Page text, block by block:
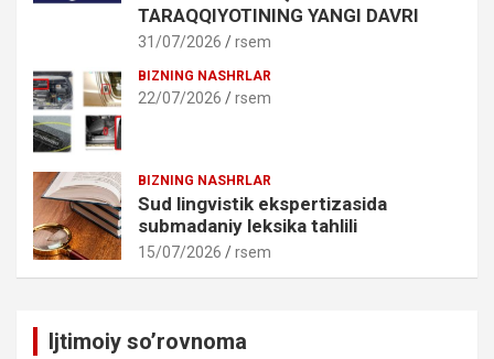
TARAQQIYOTINING YANGI DAVRI
31/07/2026 rsem
BIZNING NASHRLAR
22/07/2026 rsem
BIZNING NASHRLAR
Sud lingvistik ekspertizasida
submadaniy leksika tahlili
15/07/2026 rsem
Ijtimoiy so’rovnoma